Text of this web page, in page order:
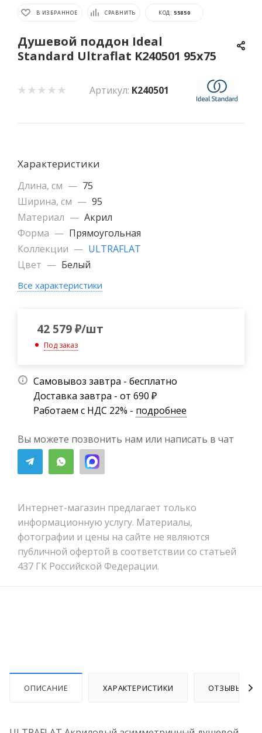
В ИЗБРАННОЕ СРАВНИТЬ КОД: 55850
Душевой поддон Ideal
Standard Ultraflat K240501 95x75
Артикул: K240501
Характеристики
Длина, см — 75
Ширина, см — 95
Материал — Акрил
Форма — Прямоугольная
Коллекции — ULTRAFLAT
Цвет — Белый
Все характеристики
42 579₽/шт
Под заказ
Самовывоз завтра - бесплатно
Доставка завтра - от 690 ₽
Работаем с НДС 22% - подробнее
Вы можете позвонить нам или написать в чат
Интернет-магазин предлагает только
информационную услугу. Материалы,
фотографии и цены на сайте не являются
публичной офертой в соответствии со статьей
437 ГК Российской Федерации.
ОПИСАНИЕ ХАРАКТЕРИСТИКИ ОТЗЫВЫ